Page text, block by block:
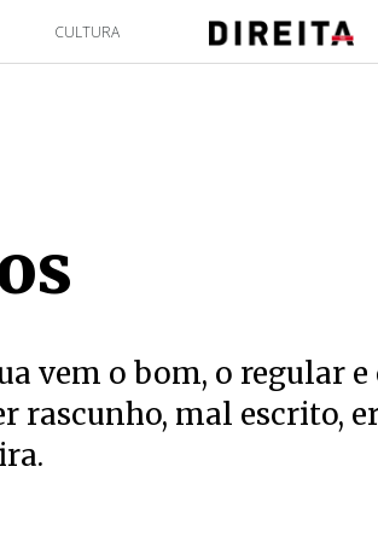
CULTURA
vem o bom, o regular
rascunho, mal escrito,